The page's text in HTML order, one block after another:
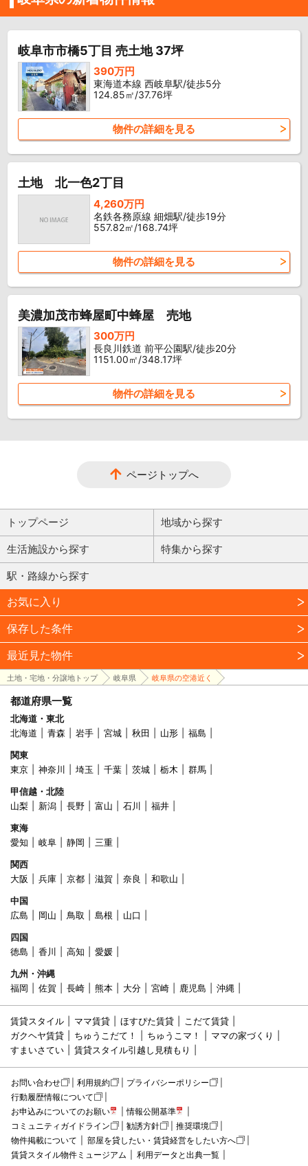
岐阜市市橋5丁目 売土地 37坪
390万円
東海道本線 西岐阜駅/徒歩5分
124.85㎡/37.76坪
物件の詳細を見る
土地 北一色2丁目
4,260万円
名鉄各務原線 細畑駅/徒歩19分
557.82㎡/168.74坪
物件の詳細を見る
美濃加茂市蜂屋町中蜂屋 売地
300万円
長良川鉄道 前平公園駅/徒歩20分
1151.00㎡/348.17坪
物件の詳細を見る
ページトップへ
トップページ 地域から探す
生活施設から探す 特集から探す
駅・路線から探す
お気に入り
保存した条件
最近見た物件
土地・宅地・分譲地トップ 岐阜県 岐阜県の空港近く
都道府県一覧
北海道・東北
北海道
青森 岩手 宮城 秋田 山形
福島
関東
東京
神奈川 埼玉 千葉 茨城 栃木
群馬
甲信越・北陸
山梨
新潟 長野 富山 石川
福井
東海
愛知
岐阜 静岡
三重
関西
大阪
兵庫 京都 滋賀 奈良
和歌山
中国
広島
岡山 鳥取 島根
山口
四国
徳島
香川 高知
愛媛
九州・沖縄
福岡
佐賀 長崎 熊本 大分 宮崎 鹿児島 沖縄
賃貸スタイル ママ賃貸 ほすぴた賃貸
こだて賃貸
ガクヘヤ賃貸
ちゅうこだて！ ちゅうこマ！
ママの家づくり
すまいさてい
賃貸スタイル引越し見積もり
お問い合わせ 利用規約
プライバシーポリシー
行動履歴情報について
お申込みについてのお願い
情報公開基準
コミュニティガイドライン
勧誘方針
推奨環境
物件掲載について
部屋を貸したい・賃貸経営をしたい方へ
賃貸スタイル物件ミュージアム
利用データと出典一覧